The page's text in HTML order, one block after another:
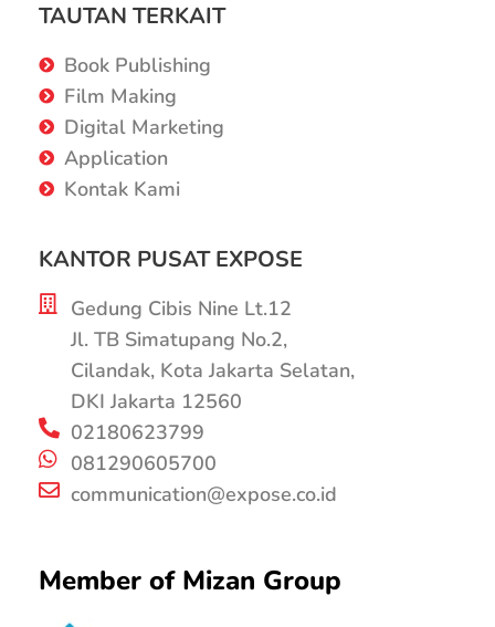
TAUTAN TERKAIT
Book Publishing
Film Making
Digital Marketing
Application
Kontak Kami
KANTOR PUSAT EXPOSE
Gedung Cibis Nine Lt.12
Jl. TB Simatupang No.2,
Cilandak, Kota Jakarta Selatan,
DKI Jakarta 12560
02180623799
081290605700
communication@expose.co.id
Member of Mizan Group